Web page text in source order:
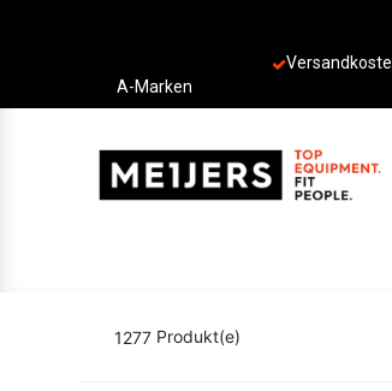
A-Marken
1277 Produkt(e)